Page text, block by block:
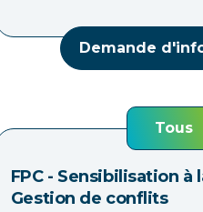
Demande
Tous
FPC - Sensibilisation
Gestion de conflits